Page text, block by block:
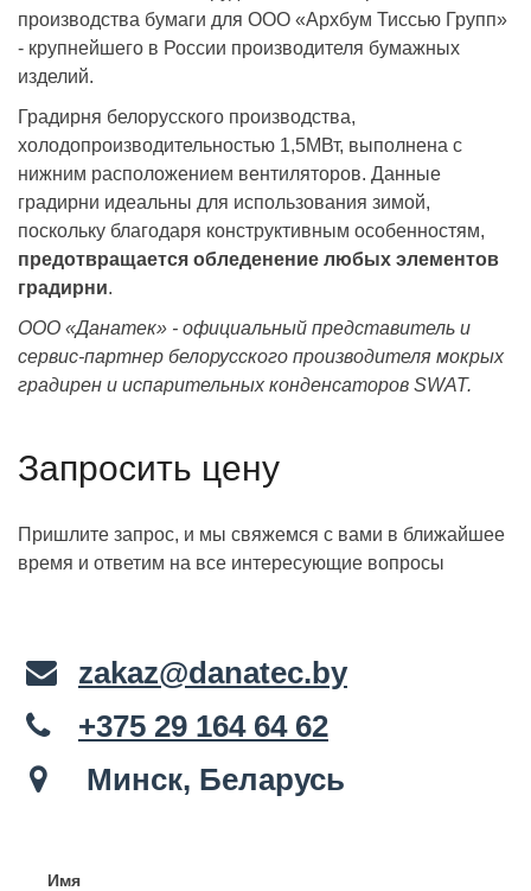
производства бумаги для ООО «Архбум Тиссью Групп»
- крупнейшего в России производителя бумажных
изделий.
Градирня белорусского производства,
холодопроизводительностью 1,5МВт, выполнена с
нижним расположением вентиляторов. Данные
градирни идеальны для использования зимой,
поскольку благодаря конструктивным особенностям,
предотвращается обледенение любых элементов
градирни.
ООО «Данатек» - официальный представитель и
сервис-партнер белорусского производителя мокрых
градирен и испарительных конденсаторов SWAT.
Запросить цену
Пришлите запрос, и мы свяжемся с вами в ближайшее
время и ответим на все интересующие вопросы
zakaz@danatec.by
+375 29 164 64 62
Минск, Беларусь
Имя